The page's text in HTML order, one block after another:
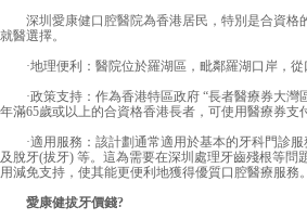
深圳愛康健口腔醫院為香港居民，特別是合資格
就醫選擇。
·地理便利：醫院位於羅湖區，毗鄰羅湖口岸，從
·政策支持：作為香港特區政府 “長者醫療券大灣
年滿65歲或以上的合資格香港長者，可使用醫療券支
·適用服務：該計劃通常適用於基本的牙科門診服
及脫牙(拔牙) 等。這為需要在深圳處理牙齒殘根等問
用減免支持，使其能更便利地獲得優質口腔醫療服務。
愛康健拔牙價錢?